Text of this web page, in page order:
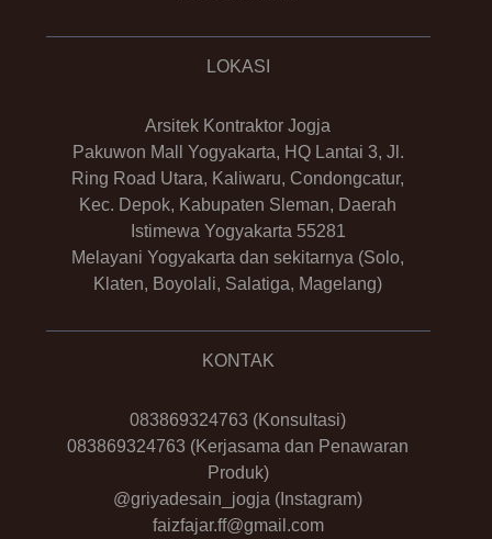
LOKASI
Arsitek Kontraktor Jogja
Pakuwon Mall Yogyakarta, HQ Lantai 3, Jl.
Ring Road Utara, Kaliwaru, Condongcatur,
Kec. Depok, Kabupaten Sleman, Daerah
Istimewa Yogyakarta 55281
Melayani Yogyakarta dan sekitarnya (Solo,
Klaten, Boyolali, Salatiga, Magelang)
KONTAK
083869324763 (Konsultasi)
083869324763 (Kerjasama dan Penawaran
Produk)
@griyadesain_jogja (Instagram)
faizfajar.ff@gmail.com